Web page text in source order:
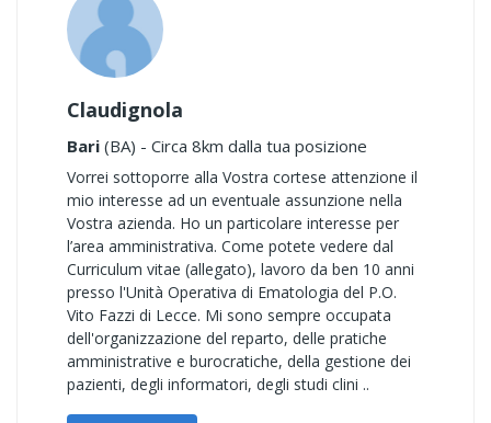
Claudignola
Bari (BA) - Circa 8km dalla tua posizione
Vorrei sottoporre alla Vostra cortese attenzione il
mio interesse ad un eventuale assunzione nella
Vostra azienda. Ho un particolare interesse per
l’area amministrativa. Come potete vedere dal
Curriculum vitae (allegato), lavoro da ben 10 anni
presso l'Unità Operativa di Ematologia del P.O.
Vito Fazzi di Lecce. Mi sono sempre occupata
dell'organizzazione del reparto, delle pratiche
amministrative e burocratiche, della gestione dei
pazienti, degli informatori, degli studi clini ..